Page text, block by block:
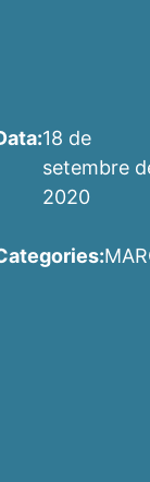
18 de
setembre
2020